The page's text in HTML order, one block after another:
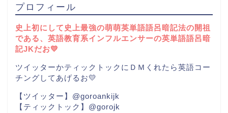
プロフィール
史上初にして史上最強の萌萌英単語語呂暗記法の開祖
である、英語教育系インフルエンサーの英単語語呂暗
記JKだお💛
ツイッターかティックトックにＤＭくれたら英語コー
チングしてあげるお💛
【ツイッター】@goroankijk
【ティックトック】@gorojk